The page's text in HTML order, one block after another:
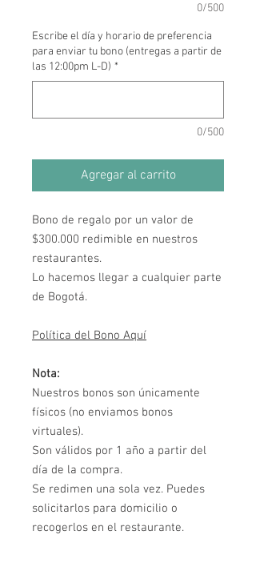
0/500
Escribe el día y horario de preferencia
para enviar tu bono (entregas a partir de
las 12:00pm L-D) *
0/500
Agregar al carrito
Bono de regalo por un valor de
$300.000 redimible en nuestros
restaurantes.
Lo hacemos llegar a cualquier parte
de Bogotá.
Política del Bono Aquí
Nota:
Nuestros bonos son únicamente
físicos (no enviamos bonos
virtuales).
Son válidos por 1 año a partir del
día de la compra.
Se redimen una sola vez. Puedes
solicitarlos para domicilio o
recogerlos en el restaurante.